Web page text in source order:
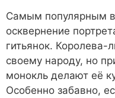
Самым популярным
осквернение
гитьянок. Королева-
своему народу, но
монокль делают её
Особенно забавно,